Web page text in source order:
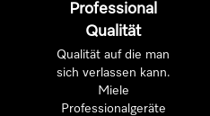
Professional
Qualität
Qualität auf die man
sich verlassen kann.
Miele
Professionalgeräte